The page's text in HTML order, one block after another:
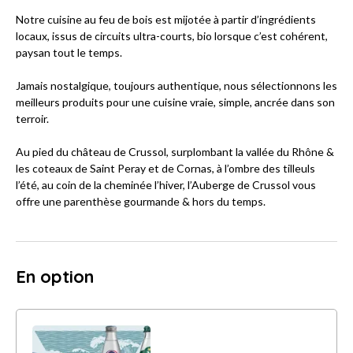
Notre cuisine au feu de bois est mijotée à partir d’ingrédients
locaux, issus de circuits ultra-courts, bio lorsque c’est cohérent,
paysan tout le temps.
Jamais nostalgique, toujours authentique, nous sélectionnons les
meilleurs produits pour une cuisine vraie, simple, ancrée dans son
terroir.
Au pied du château de Crussol, surplombant la vallée du Rhône &
les coteaux de Saint Peray et de Cornas, à l’ombre des tilleuls
l’été, au coin de la cheminée l’hiver, l’Auberge de Crussol vous
offre une parenthèse gourmande & hors du temps.
En option